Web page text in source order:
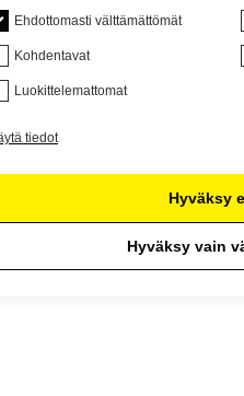
Ehdottomasti välttämättömät
Kohdentavat
Luokittelemattomat
tiedot
Hyväksy
Hyväksy vain